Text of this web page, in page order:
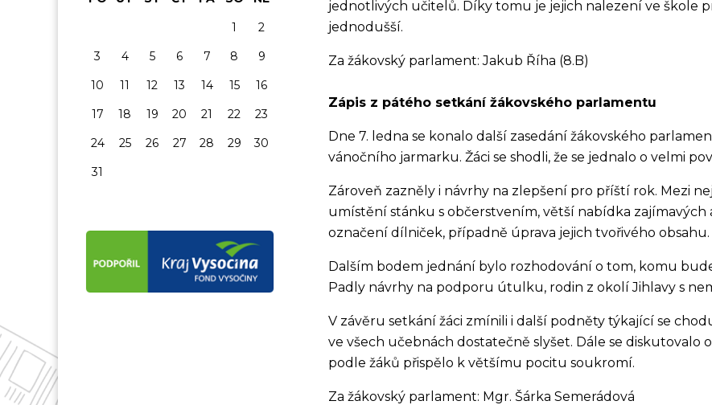
jednotlivých učitelů. Díky tomu je jejich nalezení ve škole
jednodušší.
Za žákovský parlament: Jakub Říha (8.B)
Zápis z pátého setkání žákovského parlamentu
Dne 7. ledna se konalo další zasedání žákovského
vánočního jarmarku. Žáci se shodli, že se jednalo o velmi
Zároveň zazněly i návrhy na zlepšení pro příští rok. Mezi
umístění stánku s občerstvením, větší nabídka
označení dílniček, případně úprava jejich tvořivého obsahu.
Dalším bodem jednání bylo rozhodování o tom, komu
Padly návrhy na podporu útulku, rodin z okolí Jihlavy s
V závěru setkání žáci zmínili i další podněty týkající se
ve všech učebnách dostatečně slyšet. Dále se diskutovalo
podle žáků přispělo k většímu pocitu soukromí.
Za žákovský parlament: Mgr. Šárka Semerádová
1
2
3
4 5 6 7 8
9
10
11 12 13 14 15
16
17
18 19 20 21 22
23
24
25 26 27 28 29
30
31